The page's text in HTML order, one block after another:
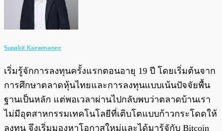
Supakit Kaewmanee
เริ่มรู้จักการลงทุนครั้งแรกตอนอายุ 19 ปี โดยเริ่มต้นจาก
การศึกษาตลาดหุ้นไทยและการลงทุนแบบเน้นปัจจัยพื้น
ฐานเป็นหลัก แต่พอเวลาผ่านไปกลับพบว่าตลาดบ้านเรา
ไม่มีอุตสาหกรรมเทคโนโลยีที่เติบโตแบบก้าวกระโดดให้
ลงทุน จึงเริ่มมองหาโอกาสใหม่และได้มารู้จักับ Bitcoin